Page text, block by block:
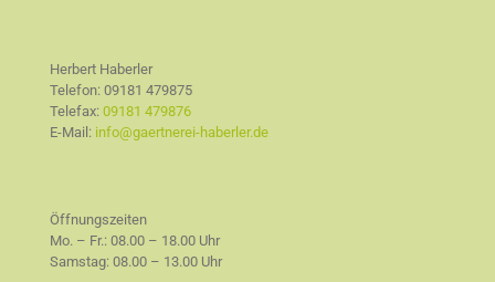
Herbert Haberler
Telefon: 09181 479875
Telefax: 09181 479876
E-Mail: info@gaertnerei-haberler.de
Öffnungszeiten
Mo. – Fr.: 08.00 – 18.00 Uhr
Samstag: 08.00 – 13.00 Uhr